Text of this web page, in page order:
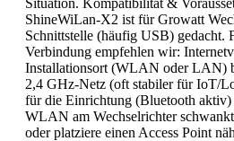
Situation. Kompatibilität &
ShineWiLan-X2 ist für Growatt
Schnittstelle (häufig USB) gedacht.
Verbindung empfehlen wir:
Installationsort (WLAN oder LAN)
2,4 GHz-Netz (oft stabiler für IoT/
für die Einrichtung (Bluetooth aktiv)
WLAN am Wechselrichter
oder platziere einen Access Point